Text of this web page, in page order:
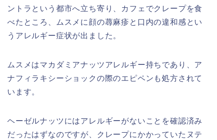
ントラという都市へ立ち寄り、カフェでクレープを食
べたところ、ムスメに顔の蕁麻疹と口内の違和感とい
うアレルギー症状が出ました。
ムスメはマカダミアナッツアレルギー持ちであり、ア
ナフィラキシーショックの際のエピペンも処方されて
います。
ヘーゼルナッツにはアレルギーがないことを確認済み
だったはずなのですが、クレープにかかっていたヌテ